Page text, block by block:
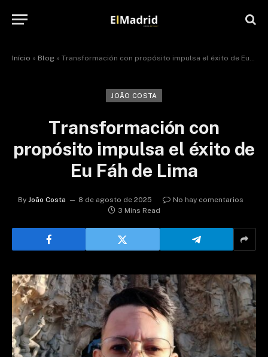
Início » Blog » Transformación con propósito impulsa el éxito de Eu Fáh de Lima
JOÃO COSTA
Transformación con
propósito impulsa el éxito de
Eu Fáh de Lima
By João Costa 8 de agosto de 2025
No hay comentarios
3 Mins Read